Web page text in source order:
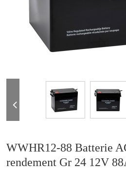
WWHR12-88 Batterie
rendement Gr 24 12V